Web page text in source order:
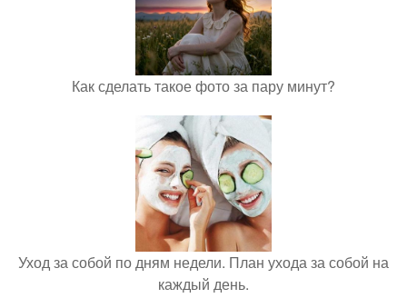
Как сделать такое фото за пару минут?
Уход за собой по дням недели. План ухода за собой на
каждый день.